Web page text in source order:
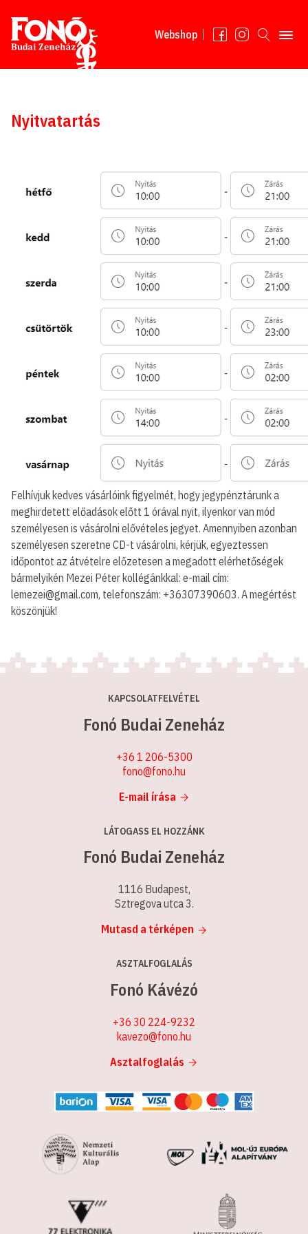
Tovább a tartalomhoz
Webshop
Nyitvatartás
Felhívjuk kedves vásárlóink figyelmét, hogy jegypénztárunk a
meghirdetett előadások előtt 1 órával nyit, ilyenkor van mód
személyesen is vásárolni elővételes jegyet. Amennyiben azonban
személyesen szeretne CD-t vásárolni, kérjük, egyeztessen
időpontot az átvételre előzetesen a megadott elérhetőségek
bármelyikén Mezei Péter kollégánkkal: e-mail cím:
lemezei@gmail.com, telefonszám: +36307390603. A megértést
köszönjük!
KAPCSOLATFELVÉTEL
Fonó Budai Zeneház
+36 1 206-5300
fono@fono.hu
E-mail írása
LÁTOGASS EL HOZZÁNK
Fonó Budai Zeneház
1116 Budapest,
Sztregova utca 3.
Mutasd a térképen
ASZTALFOGLALÁS
Fonó Kávézó
+36 30 224-9232
kavezo@fono.hu
Asztalfoglalás